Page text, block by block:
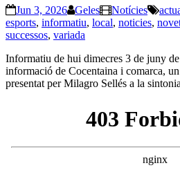
Jun 3, 2026 Geles Notícies
esports, informatiu, local, noticies,
successos, variada
Informatiu de hui dimecres 3 de juny
informació de Cocentaina i comarca,
presentat per Milagro Sellés a la